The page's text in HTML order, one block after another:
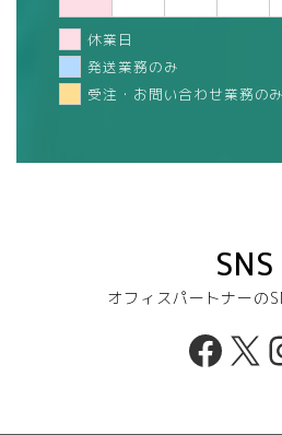
休業日
発送業務のみ
受注・お問い合わせ業務のみ
SNS
オフィスパートナーの
X